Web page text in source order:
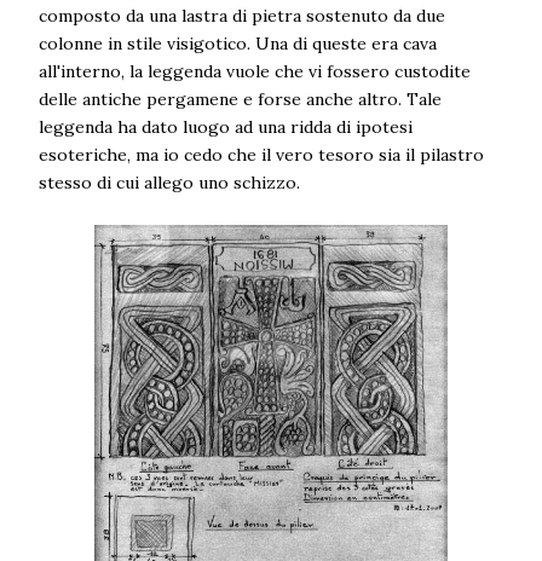
composto da una lastra di pietra sostenuto da due
colonne in stile visigotico. Una di queste era cava
all'interno, la leggenda vuole che vi fossero custodite
delle antiche pergamene e forse anche altro. Tale
leggenda ha dato luogo ad una ridda di ipotesi
esoteriche, ma io cedo che il vero tesoro sia il pilastro
stesso di cui allego uno schizzo.